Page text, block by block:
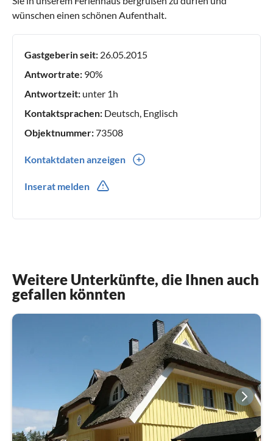
wünschen einen schönen Aufenthalt.
Gastgeberin seit: 26.05.2015
Antwortrate: 90%
Antwortzeit: unter 1h
Kontaktsprachen: Deutsch, Englisch
Objektnummer:73508
Kontaktdaten anzeigen
Inserat melden
Weitere Unterkünfte, die Ihnen auch
gefallen könnten